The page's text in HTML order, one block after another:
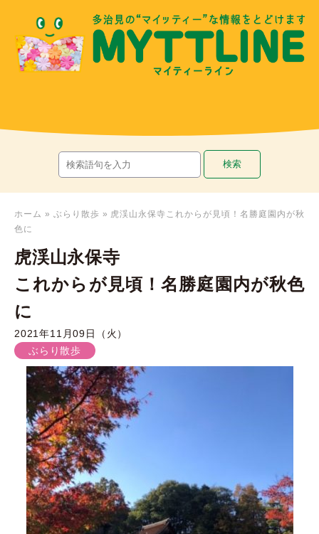
ホーム » ぶらり散歩 » 虎渓山永保寺これからが見頃！名勝庭園内が秋
色に
虎渓山永保寺
これからが見頃！名勝庭園内が秋色
に
2021年11月09日（火）
ぶらり散歩